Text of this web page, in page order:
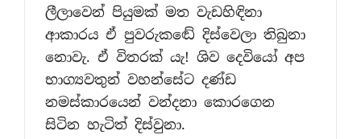
ලීලාවෙන් පියුමක් මත වැඩහිඳිනා
ආකාරය ඒ පුවරුකඬේ දිස්වෙලා තිබුනා
නොවැ. ඒ විතරක් යැ! ශිව දෙවියෝ අප
භාග්‍යවතුන් වහන්සේට දණ්ඩ
නමස්කාරයෙන් වන්දනා කොරගෙන
සිටින හැටිත් දිස්වුනා.